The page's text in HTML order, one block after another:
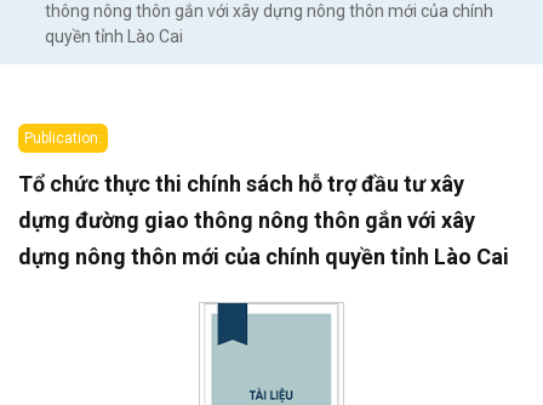
thông nông thôn gắn với xây dựng nông thôn mới của chính
quyền tỉnh Lào Cai
Publication:
Tổ chức thực thi chính sách hỗ trợ đầu tư xây
dựng đường giao thông nông thôn gắn với xây
dựng nông thôn mới của chính quyền tỉnh Lào Cai